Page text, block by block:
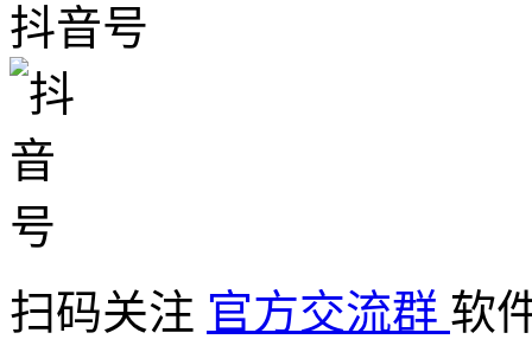
抖音号
扫码关注 官方交流群 软